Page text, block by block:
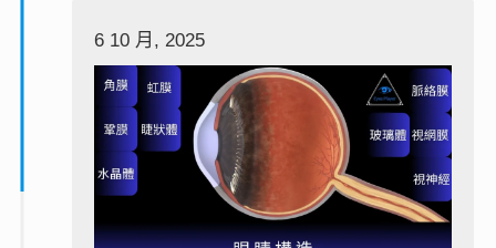
6 10 月, 2025